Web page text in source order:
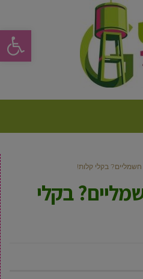
פתח
חשמליים? בקלי קלות!
בקלי